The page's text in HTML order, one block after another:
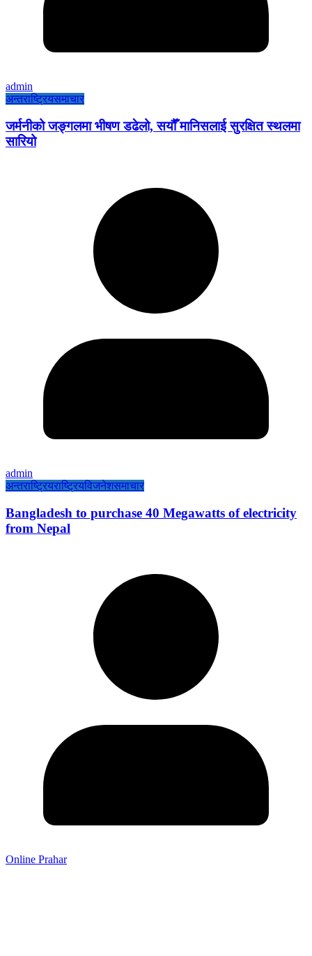
admin
अन्तराष्ट्रियसमाचार
जर्मनीको जङ्गलमा भीषण डढेलो, सयौँ मानिसलाई सुरक्षित स्थलमा
सारियो
admin
अन्तराष्ट्रियराष्ट्रियविजनेशसमाचार
Bangladesh to purchase 40 Megawatts of electricity
from Nepal
Online Prahar